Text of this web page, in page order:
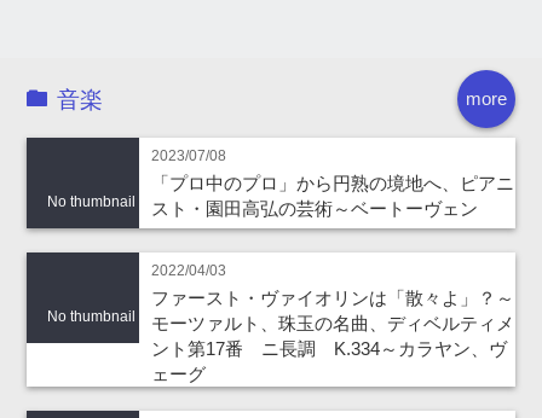
more
音楽
No thumbnail
2023/07/08
「プロ中のプロ」から円熟の境地へ、ピアニ
スト・園田高弘の芸術～ベートーヴェン
No thumbnail
2022/04/03
ファースト・ヴァイオリンは「散々よ」？～
モーツァルト、珠玉の名曲、ディベルティメ
ント第17番 ニ長調 K.334～カラヤン、ヴ
ェーグ